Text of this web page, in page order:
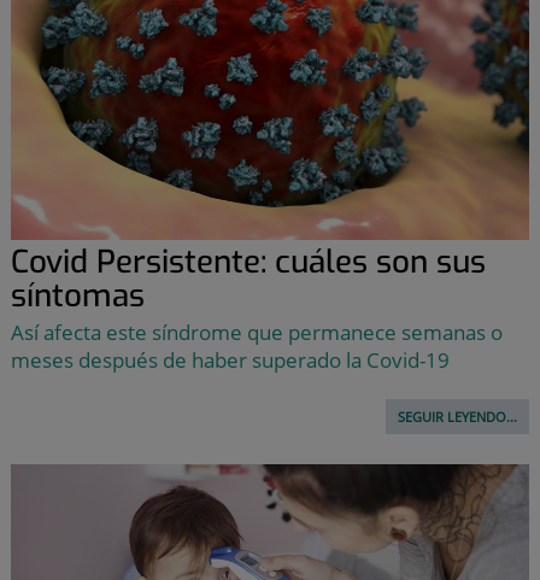
Covid Persistente: cuáles son sus
síntomas
Así afecta este síndrome que permanece semanas o
meses después de haber superado la Covid-19
SEGUIR LEYENDO...